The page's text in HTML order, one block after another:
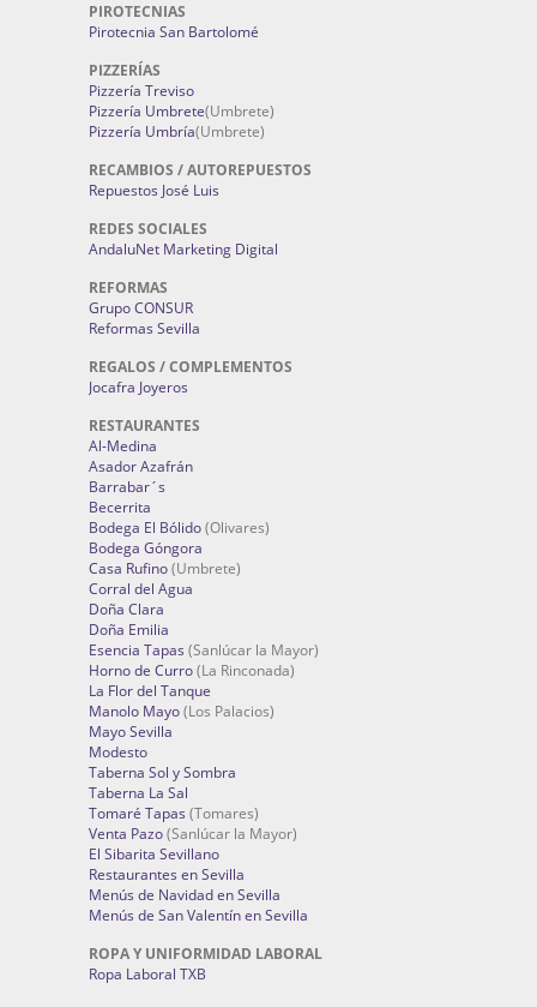
PIROTECNIAS
Pirotecnia San Bartolomé
PIZZERÍAS
Pizzería Treviso
Pizzería Umbrete(Umbrete)
Pizzería Umbría(Umbrete)
RECAMBIOS / AUTOREPUESTOS
Repuestos José Luis
REDES SOCIALES
AndaluNet Marketing Digital
REFORMAS
Grupo CONSUR
Reformas Sevilla
REGALOS / COMPLEMENTOS
Jocafra Joyeros
RESTAURANTES
Al-Medina
Asador Azafrán
Barrabar´s
Becerrita
Bodega El Bólido(Olivares)
Bodega Góngora
Casa Rufino(Umbrete)
Corral del Agua
Doña Clara
Doña Emilia
Esencia Tapas (Sanlúcar la Mayor)
Horno de Curro(La Rinconada)
La Flor del Tanque
Manolo Mayo(Los Palacios)
Mayo Sevilla
Modesto
Taberna Sol y Sombra
Taberna La Sal
Tomaré Tapas (Tomares)
Venta Pazo(Sanlúcar la Mayor)
El Sibarita Sevillano
Restaurantes en Sevilla
Menús de Navidad en Sevilla
Menús de San Valentín en Sevilla
ROPA Y UNIFORMIDAD LABORAL
Ropa Laboral TXB